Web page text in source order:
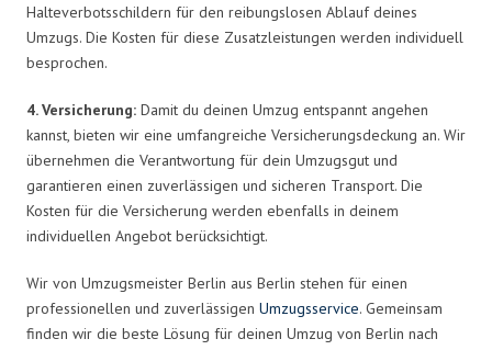
Halteverbotsschildern für den reibungslosen Ablauf deines
Umzugs. Die Kosten für diese Zusatzleistungen werden individuell
besprochen.
4. Versicherung: Damit du deinen Umzug entspannt angehen
kannst, bieten wir eine umfangreiche Versicherungsdeckung an. Wir
übernehmen die Verantwortung für dein Umzugsgut und
garantieren einen zuverlässigen und sicheren Transport. Die
Kosten für die Versicherung werden ebenfalls in deinem
individuellen Angebot berücksichtigt.
Wir von Umzugsmeister Berlin aus Berlin stehen für einen
professionellen und zuverlässigen Umzugsservice. Gemeinsam
finden wir die beste Lösung für deinen Umzug von Berlin nach